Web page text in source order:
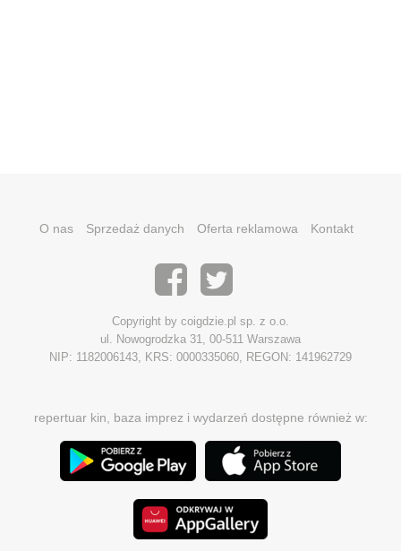
O nas Sprzedaż danych Oferta reklamowa Kontakt
Copyright by coigdzie.pl sp. z o.o.
ul. Nowogrodzka 31, 00-511 Warszawa
NIP: 1182006143, KRS: 0000335060, REGON: 141962729
repertuar kin, baza imprez i wydarzeń dostępne również w: